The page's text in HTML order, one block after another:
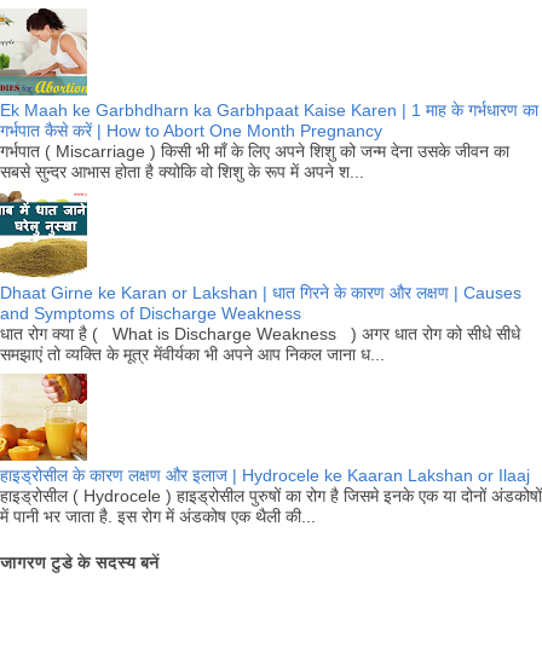
Ek Maah ke Garbhdharn ka Garbhpaat Kaise Karen | 1 माह के गर्भधारण का
गर्भपात कैसे करें | How to Abort One Month Pregnancy
गर्भपात ( Miscarriage ) किसी भी माँ के लिए अपने शिशु को जन्म देना उसके जीवन का
सबसे सुन्दर आभास होता है क्योकि वो शिशु के रूप में अपने श...
Dhaat Girne ke Karan or Lakshan | धात गिरने के कारण और लक्षण | Causes
and Symptoms of Discharge Weakness
धात रोग क्या है ( What is Discharge Weakness ) अगर धात रोग को सीधे सीधे
समझाएं तो व्यक्ति के मूत्र मेंवीर्यका भी अपने आप निकल जाना ध...
हाइड्रोसील के कारण लक्षण और इलाज | Hydrocele ke Kaaran Lakshan or Ilaaj
हाइड्रोसील ( Hydrocele ) हाइड्रोसील पुरुषों का रोग है जिसमे इनके एक या दोनों अंडकोषों
में पानी भर जाता है. इस रोग में अंडकोष एक थैली की...
जागरण टुडे के सदस्य बनें